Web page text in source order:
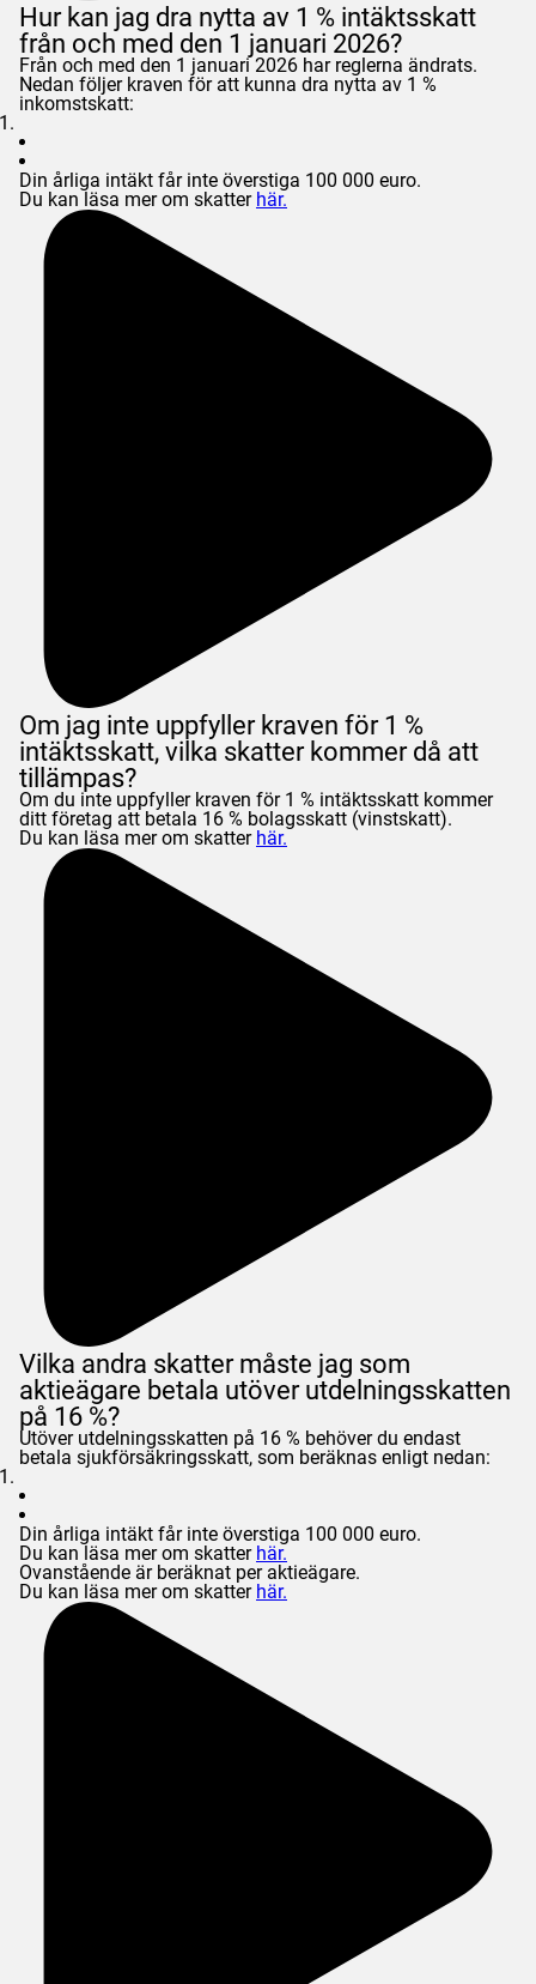
Hur kan jag dra nytta av 1 % intäktsskatt
från och med den 1 januari 2026?
Från och med den 1 januari 2026 har reglerna ändrats.
Nedan följer kraven för att kunna dra nytta av 1 %
inkomstskatt:
Din årliga intäkt får inte överstiga 100 000 euro.
Du kan läsa mer om skatter här.
Om jag inte uppfyller kraven för 1 %
intäktsskatt, vilka skatter kommer då att
tillämpas?
Om du inte uppfyller kraven för 1 % intäktsskatt kommer
ditt företag att betala 16 % bolagsskatt (vinstskatt).
Du kan läsa mer om skatter här.
Vilka andra skatter måste jag som
aktieägare betala utöver utdelningsskatten
på 16 %?
Utöver utdelningsskatten på 16 % behöver du endast
betala sjukförsäkringsskatt, som beräknas enligt nedan:
Din årliga intäkt får inte överstiga 100 000 euro.
Du kan läsa mer om skatter här.
Ovanstående är beräknat per aktieägare.
Du kan läsa mer om skatter här.